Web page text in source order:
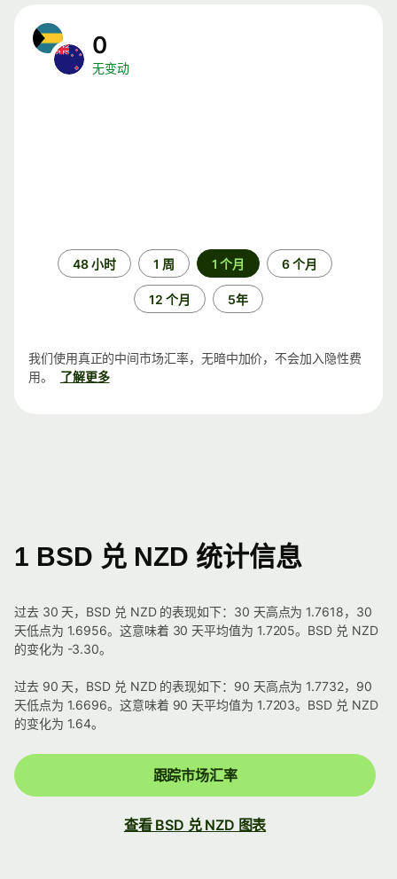
0
无变动
48 小时 1 周 1 个月 6 个月
12 个月 5年
我们使用真正的中间市场汇率，无暗中加价，不会加入隐性费
用。
了解更多
1 BSD 兑 NZD 统计信息
过去 30 天，BSD 兑 NZD 的表现如下：30 天高点为 1.7618，30
天低点为 1.6956。这意味着 30 天平均值为 1.7205。BSD 兑 NZD
的变化为 -3.30。
过去 90 天，BSD 兑 NZD 的表现如下：90 天高点为 1.7732，90
天低点为 1.6696。这意味着 90 天平均值为 1.7203。BSD 兑 NZD
的变化为 1.64。
跟踪市场汇率
查看 BSD 兑 NZD 图表